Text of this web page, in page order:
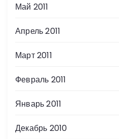
Май 2011
Апрель 2011
Март 2011
Февраль 2011
Январь 2011
Декабрь 2010